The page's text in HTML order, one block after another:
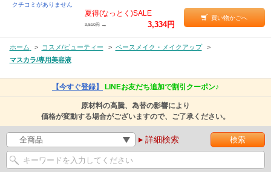
クチコミがありません
夏得(なっとく)SALE
3,510円 → 3,334円
買い物かごへ
ホーム > コスメ/ビューティー > ベースメイク・メイクアップ
>
マスカラ/専用美容液
【今すぐ登録】 LINEお友だち追加で割引クーポン♪
原材料の高騰、為替の影響により
価格が変動する場合がございますので、ご了承ください。
詳細検索